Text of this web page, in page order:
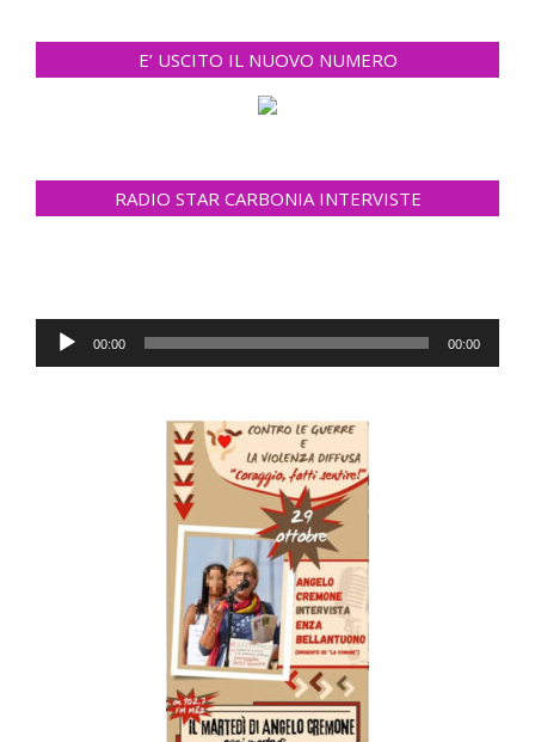
E’ USCITO IL NUOVO NUMERO
RADIO STAR CARBONIA INTERVISTE
Audio-
Player
00:00 00:00